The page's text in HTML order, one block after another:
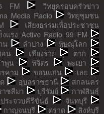
FM
วิทยุครอบครัวข่าว
Media Radio
วิทยุชุมชน
เสียงธรรมเพื่อประชาชน
แรง Active Radio 99 FM
น ลำปาง
พิษณุโลก
อน เชียงราย
ตาก
พูน พิจิตร
พะเยา
คาม ขอนแก่น
เลย
อุบลราชธานี
สกลนคร
ชสีมา บุรีรัมย์
กาฬสินธุ์
ประจวบคีรีขันธ์
จันทบุรี
กาญจนบุรี ตราด
สิงห์บุรี